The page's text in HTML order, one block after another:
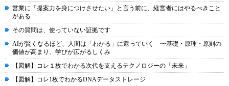
営業に「提案力を身につけさせたい」と言う前に、経営者にはやるべきこと
がある
その質問は、使っていない証拠です
AIが賢くなるほど、人間は「わかる」に還っていく 〜基礎・原理・原則の
価値が高まり、学びが広がるしくみ
【図解】コレ１枚でわかる次代を支えるテクノロジーの「未来」
【図解】コレ1枚でわかるDNAデータストレージ